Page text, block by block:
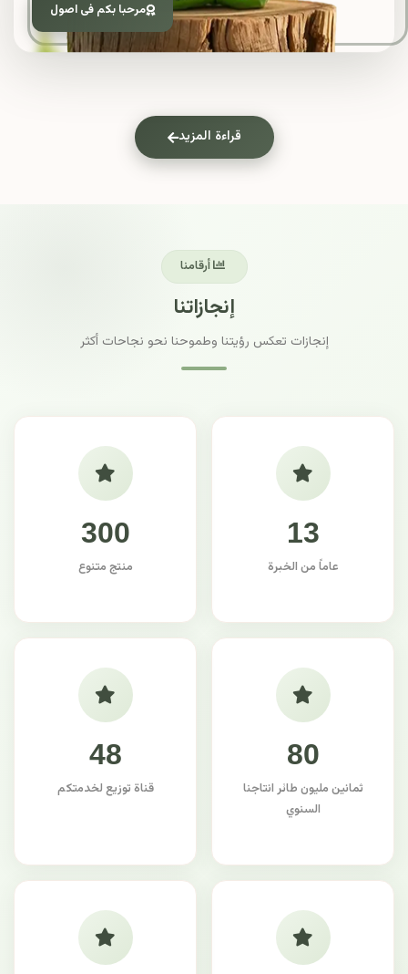
مرحبا بكم فى اصول
قراءة المزيد
أرقامنا
إنجازاتنا
إنجازات تعكس رؤيتنا وطموحنا نحو نجاحات أكثر
13
عاماً من الخبرة
300
منتج متنوع
80
ثمانين مليون طائر انتاجنا
السنوي
48
قناة توزيع لخدمتكم